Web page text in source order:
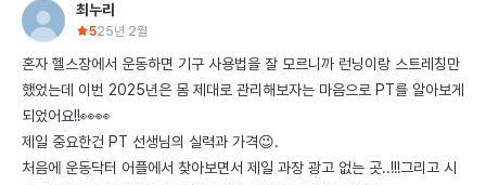
최누리
525년 2월
혼자 헬스장에서 운동하면 기구 사용법을 잘 모르니까 런닝이랑 스트레칭만
했었는데 이번 2025년은 몸 제대로 관리해보자는 마음으로 PT를 알아보게
되었어요!!👀👀
제일 중요한건 PT 선생님의 실력과 가격😉.
처음에 운동닥터 어플에서 찾아보면서 제일 과장 광고 없는 곳..!!!그리고 시